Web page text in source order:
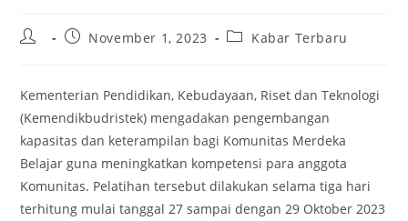
Post
PostNovember 1, 2023
PostKabar Terbaru
Kementerian Pendidikan, Kebudayaan, Riset dan Teknologi
(Kemendikbudristek) mengadakan pengembangan
kapasitas dan keterampilan bagi Komunitas Merdeka
Belajar guna meningkatkan kompetensi para anggota
Komunitas. Pelatihan tersebut dilakukan selama tiga hari
terhitung mulai tanggal 27 sampai dengan 29 Oktober 2023